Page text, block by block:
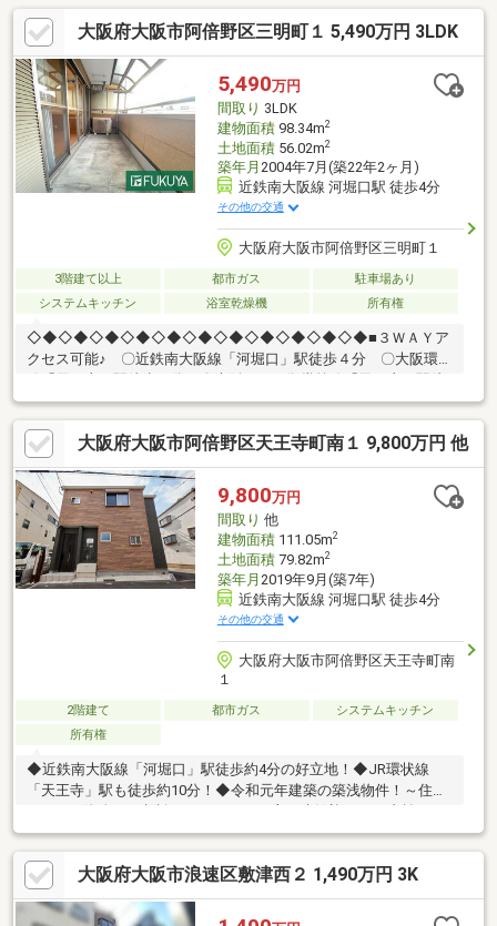
にバルコニー設置・令和6年3月にトイレ(便座・温水洗浄便座)・
CF新調・屋根付駐車場1台分有(車種による)▼設備・1日の疲れを
癒す浴室は1616サイズ▼周辺環境・阪急オアシスあべの店 徒歩4
分(約250m)■ ご希望の住まい探しをお手伝いします
━━━━━・・・物件の詳細・ご相談はお気軽にお問い合わせく
ださい。
大阪府大阪市阿倍野区三明町１ 5,490万円 3LDK
5,490万円
間取り 3LDK
建物面積98.34m2
土地面積56.02m2
築年月 2004年7月(築22年2ヶ月)
近鉄南大阪線 河堀口駅 徒歩4分
その他の交通
大阪府大阪市阿倍野区三明町１
3階建て以上 都市ガス
駐車場あり
システムキッチン
浴室乾燥機 所有権
◇◆◇◆◇◆◇◆◇◆◇◆◇◆◇◆◇◆◇◆◇◆■３ＷＡＹア
クセス可能♪ 〇近鉄南大阪線「河堀口」駅徒歩４分 〇大阪環状
歩９分■鉄骨造３階建、車庫付３ＬＤＫ■浴室乾燥機・食洗器付♪■
全居室６帖以上の広さ♪・小・中学校が徒歩１０分圏内の立地です
♪大阪市立常盤小学校：徒歩6分（450ｍ）大阪市立文の里中学
校：徒歩5分（350ｍ）・生活に便利な施設が周辺には充実してい
ます♪〇阪急オアシスあべの店：徒歩4分（250ｍ）〇セブンイレ
ブン天王寺三明町店：徒歩4分（280ｍ）〇スギドラッグあべの
店：徒歩4分（316ｍ）
大阪府大阪市阿倍野区天王寺町南１ 9,800万円 他
9,800万円
間取り 他
建物面積111.05m2
土地面積79.82m2
築年月 2019年9月(築7年)
近鉄南大阪線 河堀口駅 徒歩4分
その他の交通
大阪府大阪市阿倍野区天王寺町南
１
2階建て 都市ガス
システムキッチン
所有権
◆近鉄南大阪線「河堀口」駅徒歩約4分の好立地！◆JR環状線
「天王寺」駅も徒歩約10分！◆令和元年建築の築浅物件！～住宅
ローン・資金のご相談をしたいという方も大歓迎～・お支払いが
不安な方・頭金のご準備に不安のある方・勤続年数など審査に不
安がある方・お借入れがある方（お車/カード/キャッシング/リ
ボ）等・他社様で住宅ローンが難しいと言われた方お気軽にご連
絡、ご相談くださいませ！※SUUMOの予約システム上、ご予約い
ただいたお時間からご変更のご相談をさせていただく場合がござ
大阪府大阪市浪速区敷津西２ 1,490万円 3K